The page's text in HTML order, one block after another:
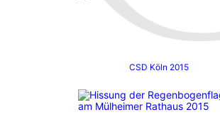
CSD Köln 2015